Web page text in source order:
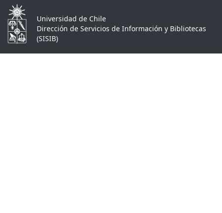
Universidad de Chile
Dirección de Servicios de Información y Bibliotecas
(SISIB)